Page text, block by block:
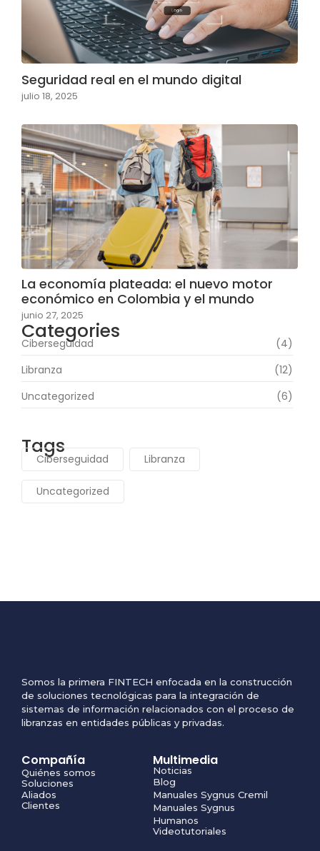
Seguridad real en el mundo digital
julio 18, 2025
La economía plateada: el nuevo motor
económico en Colombia y el mundo
junio 27, 2025
Categories
Ciberseguidad
(4)
Libranza
(12)
Uncategorized
(6)
Tags
Ciberseguidad Libranza
Uncategorized
Somos la primera FINTECH enfocada en la construcción
de soluciones tecnológicas para la integración de
sistemas de información relacionados con el proceso de
libranzas en entidades públicas y privadas.
Compañía
Quiénes somos
Soluciones
Aliados
Clientes
Multimedia
Noticias
Blog
Manuales Sygnus Cremil
Manuales Sygnus
Humanos
Videotutoriales